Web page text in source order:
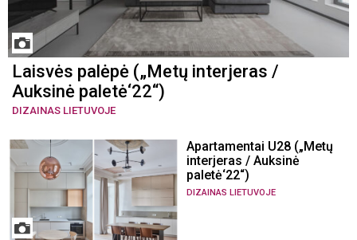
Laisvės palėpė („Metų interjeras /
Auksinė paletė‘22“)
DIZAINAS LIETUVOJE
Apartamentai U28 („Metų
interjeras / Auksinė
paletė‘22“)
DIZAINAS LIETUVOJE